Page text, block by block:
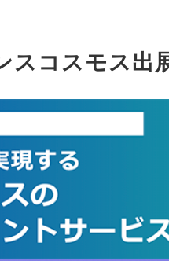
スコスモス出